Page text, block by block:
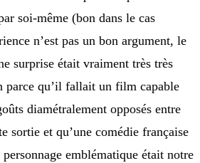
soi-même (bon dans le cas
n’est pas un bon argument, le
surprise était vraiment très très
parce qu’il fallait un film capable
diamétralement opposés entre
sortie et qu’une comédie française
emblématique était notre